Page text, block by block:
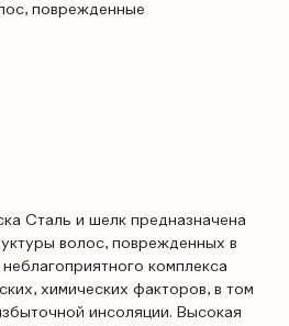
поврежденные
Сталь и шелк предназначена
волос, поврежденных в
комплекса
химических факторов, в том
инсоляции. Высокая